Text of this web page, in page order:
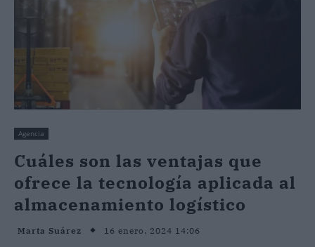
Agencia
Cuáles son las ventajas que
ofrece la tecnología aplicada al
almacenamiento logístico
Marta Suárez 16 enero, 2024 14:06